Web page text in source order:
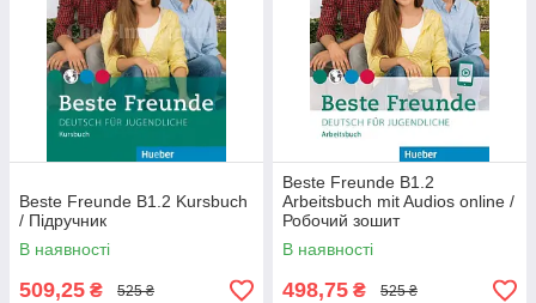
Beste Freunde B1.2 Kursbuch
/ Підручник
В наявності
509,25 ₴ 525 ₴
Beste Freunde B1.2
Arbeitsbuch mit Audios online /
Робочий зошит
В наявності
498,75 ₴ 525 ₴